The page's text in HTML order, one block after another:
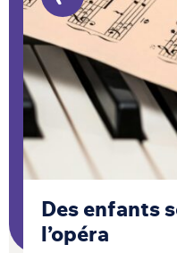
Des enfants
l’opéra